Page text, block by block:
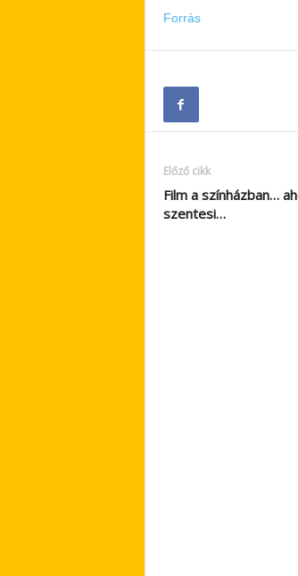
Forrás
Előző cikk
Film a színházban…
szentesi…